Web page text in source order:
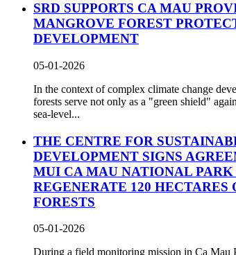
SRD SUPPORTS CA MAU
MANGROVE FOREST
DEVELOPMENT
05-01-2026
In the context of complex climate change
forests serve not only as a "green shield"
sea-level...
THE CENTRE FOR
DEVELOPMENT SIGNS
MUI CA MAU NATIONAL PARK
REGENERATE 120 HECTARES
FORESTS
05-01-2026
During a field monitoring mission in Ca Mau